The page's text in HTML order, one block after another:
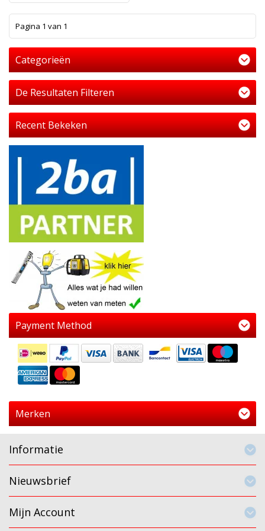
Pagina 1 van 1
Categorieën
De Resultaten Filteren
Recent Bekeken
Payment Method
Merken
Informatie
Nieuwsbrief
Mijn Account